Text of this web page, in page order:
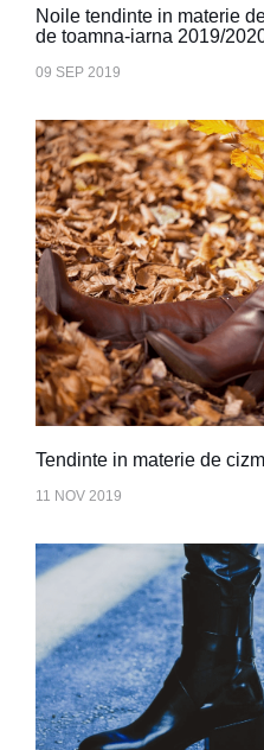
Noile tendinte in materie
de toamna-iarna 2019/
09 SEP 2019
Tendinte in materie de
11 NOV 2019